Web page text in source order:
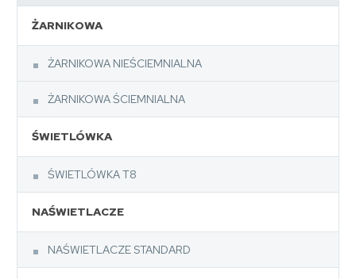
ŻARNIKOWA
ŻARNIKOWA NIEŚCIEMNIALNA
ŻARNIKOWA ŚCIEMNIALNA
ŚWIETLÓWKA
ŚWIETLÓWKA T8
NAŚWIETLACZE
NAŚWIETLACZE STANDARD